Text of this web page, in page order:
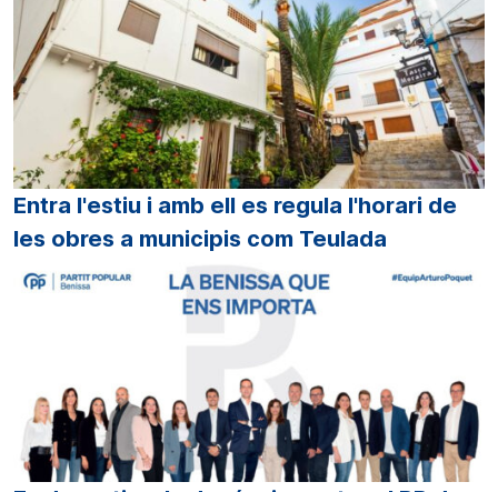
Entra l'estiu i amb ell es regula l'horari de
les obres a municipis com Teulada